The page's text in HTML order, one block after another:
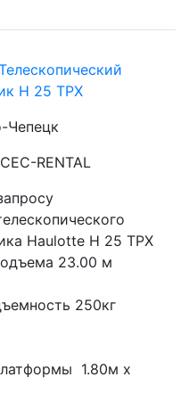
H 25 TPX​
Чепецк
RENTAL
Haulotte H 25 TPX
23.00 м
250кг
1.80м x